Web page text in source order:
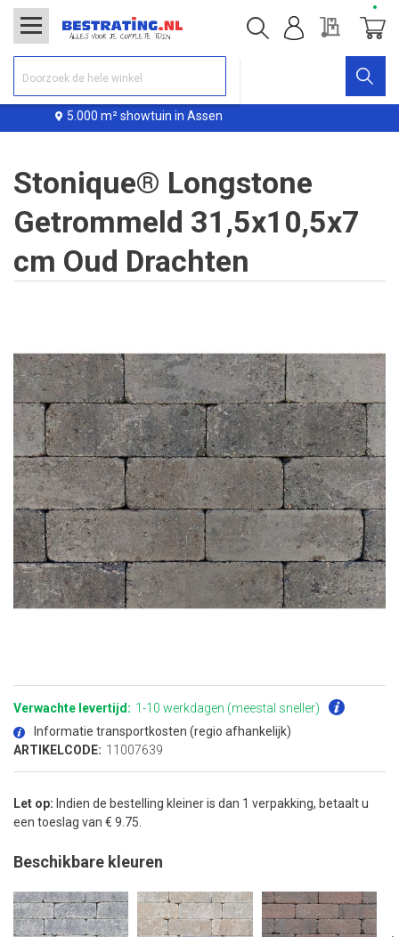
m² showtuin in Assen
Offerte
Stonique® Longstone
Getrommeld 31,5x10,5x7
cm Oud Drachten
van
de
afbeeldingen-
gallerij
naar
begin
de
afbeeldingen-
Verwachte levertijd: 1-10 werkdagen (meestal sneller)
Informatie transportkosten (regio afhankelijk)
ARTIKELCODE: 11007639
Let op: Indien de bestelling kleiner is dan 1 verpakking, betaalt u
een toeslag van € 9.75.
Beschikbare kleuren